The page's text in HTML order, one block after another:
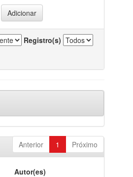
Registro(s)
Anterior 1 Próximo
Autor(es)